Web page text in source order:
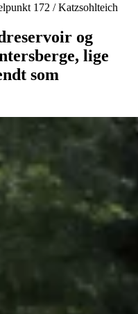
172 / Katzsohlteich
og
lige
som